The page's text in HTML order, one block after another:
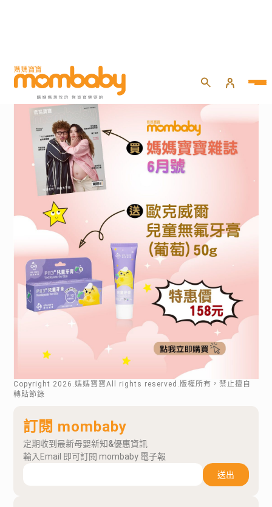
Copyright 2026 .媽媽寶寶All rights reserved.版權所有，禁止擅自
轉貼節錄
訂閱 mombaby
定期收到最新母嬰新知&優惠資訊
輸入Email 即可訂閱 mombaby 電子報
送出